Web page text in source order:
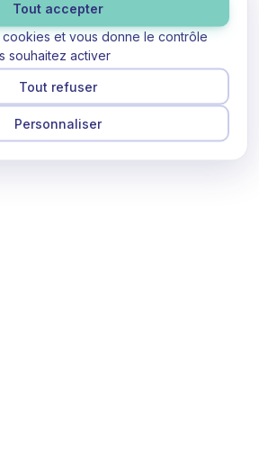
cookies et vous donne le contrôle
souhaitez activer
Tout accepter
Tout refuser
Personnaliser